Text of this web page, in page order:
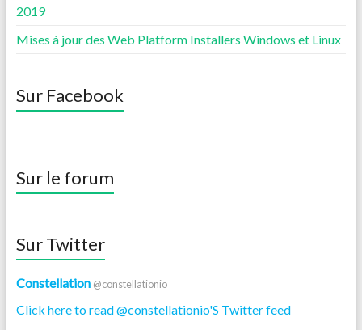
2019
Mises à jour des Web Platform Installers Windows et Linux
Sur Facebook
Sur le forum
Sur Twitter
Constellation @constellationio
Click here to read @constellationio'S Twitter feed